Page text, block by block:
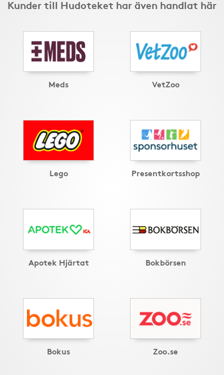
Kunder till Hudoteket har även handlat här
Meds VetZoo
Lego Presentkortsshop
Apotek Hjärtat Bokbörsen
Bokus Zoo.se